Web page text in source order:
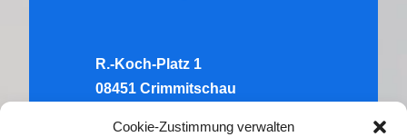
Cookie-Zustimmung verwalten
R.-Koch-Platz 1
08451 Crimmitschau